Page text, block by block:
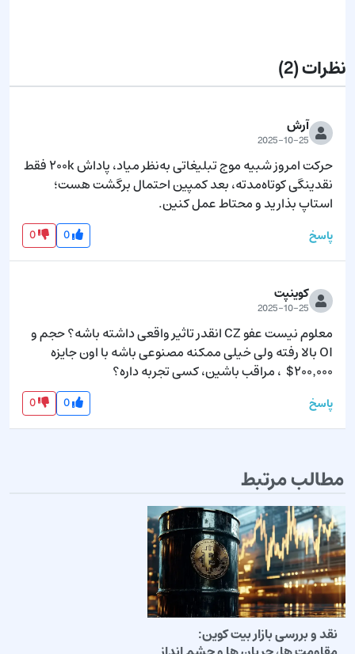
نظرات(2)
آرش
2025-10-25
استاپ بذارید و محتاط عمل کنین.
پاسخ 0
0
کوینپت
2025-10-25
۲۰۰٬۰۰۰$  ، مراقب باشین، کسی تجربه داره؟
پاسخ 0
0
مطالب مرتبط
نقد و بررسی بازار بیت کوین: